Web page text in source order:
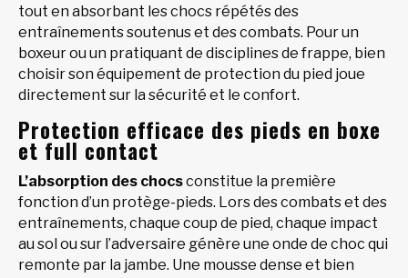
tout en absorbant les chocs répétés des
entraînements soutenus et des combats. Pour un
boxeur ou un pratiquant de disciplines de frappe, bien
choisir son équipement de protection du pied joue
directement sur la sécurité et le confort.
Protection efficace des pieds en boxe
et full contact
L’absorption des chocsconstitue la première
fonction d’un protège-pieds. Lors des combats et des
entraînements, chaque coup de pied, chaque impact
au sol ou sur l’adversaire génère une onde de choc qui
remonte par la jambe. Une mousse dense et bien